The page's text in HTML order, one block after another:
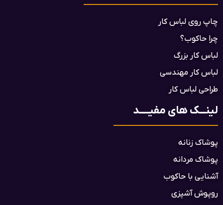
چاپ روی لباس کار
چرا حاکوب؟
لباس کار بزرگ
لباس کار مهندسی
طراحی لباس کار
لینـــک های مفیـــــد
پوشاک زنانه
پوشاک مردانه
آشنایی با حاکوب
روپوش آشپزی